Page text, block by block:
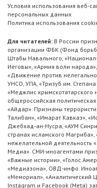
Условия использования веб-
персональных данных
Политика использования
Для читателей: В России
организации ФБК (Фонд
Штабы Навального,
Иеговы», «Армия воли
«Движение против
УНСО, УПА, «Тризуб им.
«Меджлис крымскотатарского
общероссийская
«Айдар». Признаны
Талибан», «Имарат Кавказ»,
Джебхад-ан-Нусра, «АУМ
странах исламского
нежелательной деятельность
Медиа». СМИ-иноагентами
«Важные истории», «Голос
«Медиазона», ОВД-инфо.
«Мемориал», «Аналитический
Instagram и Facebook (Metа)